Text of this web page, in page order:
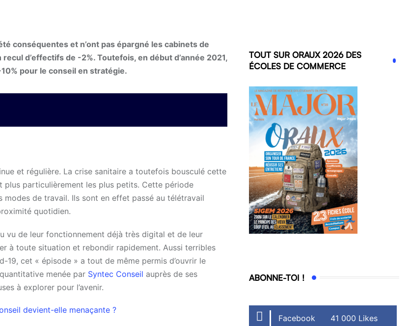
conséquentes et n’ont pas épargné les cabinets de
d’effectifs de -2%. Toutefois, en début d’année 2021,
pour le conseil en stratégie.
et régulière. La crise sanitaire a toutefois bousculé cette
plus particulièrement les plus petits. Cette période
de travail. Ils sont en effet passé au télétravail
quotidien.
vu de leur fonctionnement déjà très digital et de leur
à toute situation et rebondir rapidement. Aussi terribles
cet « épisode » a tout de même permis d’ouvrir le
menée par Syntec Conseil auprès de ses
à explorer pour l’avenir.
devient-elle menaçante ?
TOUT SUR ORAUX 2026 DES
ÉCOLES DE COMMERCE
ABONNE-TOI !
Facebook 41 000 Likes